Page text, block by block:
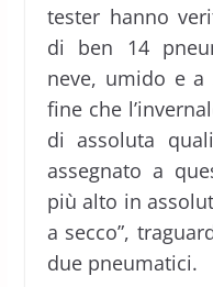
tester hanno
di ben 14
neve, umido e a
fine che
di assoluta
assegnato a
più alto in
a secco”,
due pneumatici.